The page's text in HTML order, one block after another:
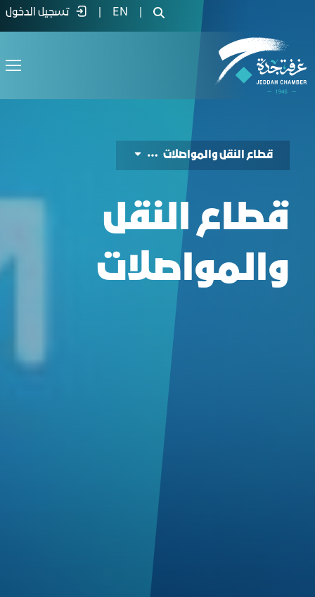
دليل الفرص الاستثمارية لقطاع النقل
EN تسجيل الدخول
قطاع النقل والمواصلات
قطاع النقل
والمواصلات